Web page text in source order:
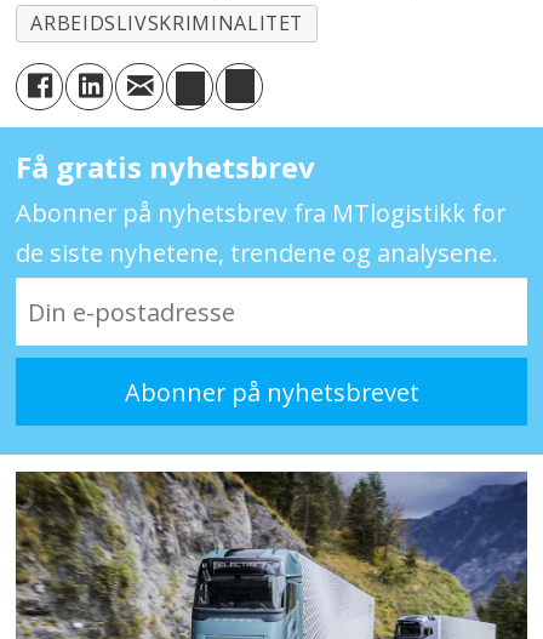
ARBEIDSLIVSKRIMINALITET
Få gratis nyhetsbrev
Abonner på nyhetsbrev fra MTlogistikk for
de siste nyhetene, trendene og analysene.